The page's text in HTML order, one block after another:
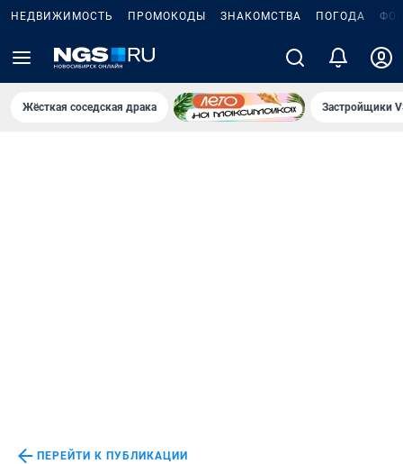
НЕДВИЖИМОСТЬ ПРОМОКОДЫ ЗНАКОМСТВА ПОГОДА
Жёсткая соседская драка Застройщики
ПЕРЕЙТИ К ПУБЛИКАЦИИ